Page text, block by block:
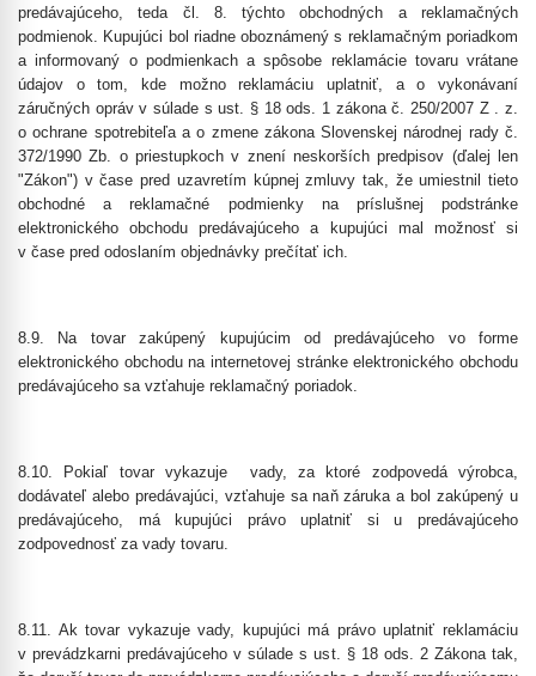
predávajúceho, teda čl. 8. týchto obchodných a reklamačných
podmienok. Kupujúci bol riadne oboznámený s reklamačným poriadkom
a informovaný o podmienkach a spôsobe reklamácie tovaru vrátane
údajov o tom, kde možno reklamáciu uplatniť, a o vykonávaní
záručných opráv v súlade s ust. § 18 ods. 1 zákona č. 250/2007 Z . z.
o ochrane spotrebiteľa a o zmene zákona Slovenskej národnej rady č.
372/1990 Zb. o priestupkoch v znení neskorších predpisov (ďalej len
"Zákon") v čase pred uzavretím kúpnej zmluvy tak, že umiestnil tieto
obchodné a reklamačné podmienky na príslušnej podstránke
elektronického obchodu predávajúceho a kupujúci mal možnosť si
v čase pred odoslaním objednávky prečítať ich.
8.9. Na tovar zakúpený kupujúcim od predávajúceho vo forme
elektronického obchodu na internetovej stránke elektronického obchodu
predávajúceho sa vzťahuje reklamačný poriadok.
8.10. Pokiaľ tovar vykazuje vady, za ktoré zodpovedá výrobca,
dodávateľ alebo predávajúci, vzťahuje sa naň záruka a bol zakúpený u
predávajúceho, má kupujúci právo uplatniť si u predávajúceho
zodpovednosť za vady tovaru.
8.11. Ak tovar vykazuje vady, kupujúci má právo uplatniť reklamáciu
v prevádzkarni predávajúceho v súlade s ust. § 18 ods. 2 Zákona tak,